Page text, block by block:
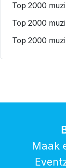
Top 2000
Top 2000
Top 2000
Maak